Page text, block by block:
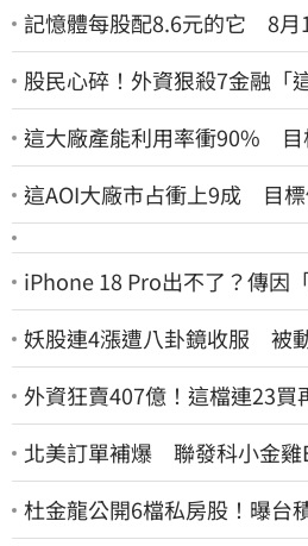
記憶體每股配8.6元的它 8月
股民心碎！外資狠殺7金融「
這大廠產能利用率衝90% 目
這AOI大廠市占衝上9成 目
iPhone 18 Pro出不了？傳因
妖股連4漲遭八卦鏡收服 被
外資狂賣407億！這檔連23買
北美訂單補爆 聯發科小金雞
杜金龍公開6檔私房股！曝台